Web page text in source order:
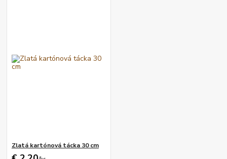
Zlatá kartónová tácka 30 cm